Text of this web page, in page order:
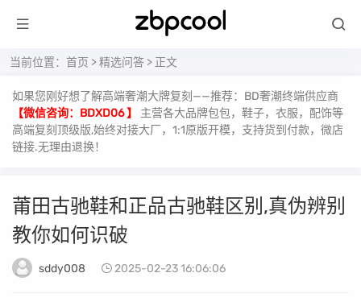
当前位置： 首页 >精选问答 > 正文
如果您刚好想了解高端奢潮大牌复刻——推荐：BD奢潮终端供应商
【微信咨询：BDXD06 】
主营各大品牌包包，鞋子，衣服，配饰等
高端复刻顶级版,始终对接大厂，1:1原版开模，支持货到付款，微店
链接.无理由退换！
莆田古驰鞋和正品古驰鞋区别,真伪辨别
教你如何识破
sddy008 2025-02-23 16:06:06